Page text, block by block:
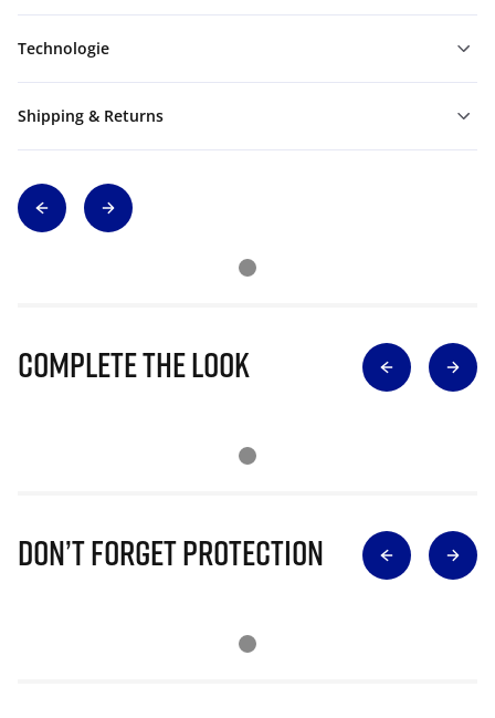
Technologie
Shipping & Returns
Complete The Look
Don’t Forget Protection